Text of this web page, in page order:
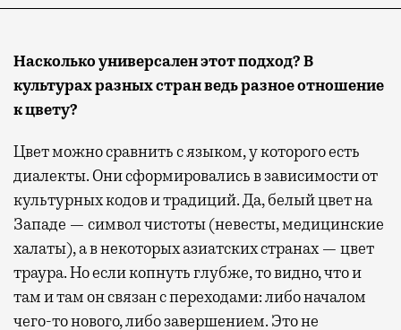
Насколько универсален этот подход? В
культурах разных стран ведь разное отношение
к цвету?
Цвет можно сравнить с языком, у которого есть
диалекты. Они сформировались в зависимости от
культурных кодов и традиций. Да, белый цвет на
Западе — символ чистоты (невесты, медицинские
халаты), а в некоторых азиатских странах — цвет
траура. Но если копнуть глубже, то видно, что и
там и там он связан с переходами: либо началом
чего-то нового, либо завершением. Это не